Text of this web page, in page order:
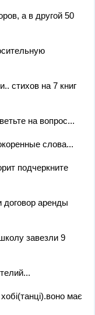
а в другой 50
стихов на 7 книг
на вопрос...
слова...
подчеркните
договор аренды
завезли 9
має